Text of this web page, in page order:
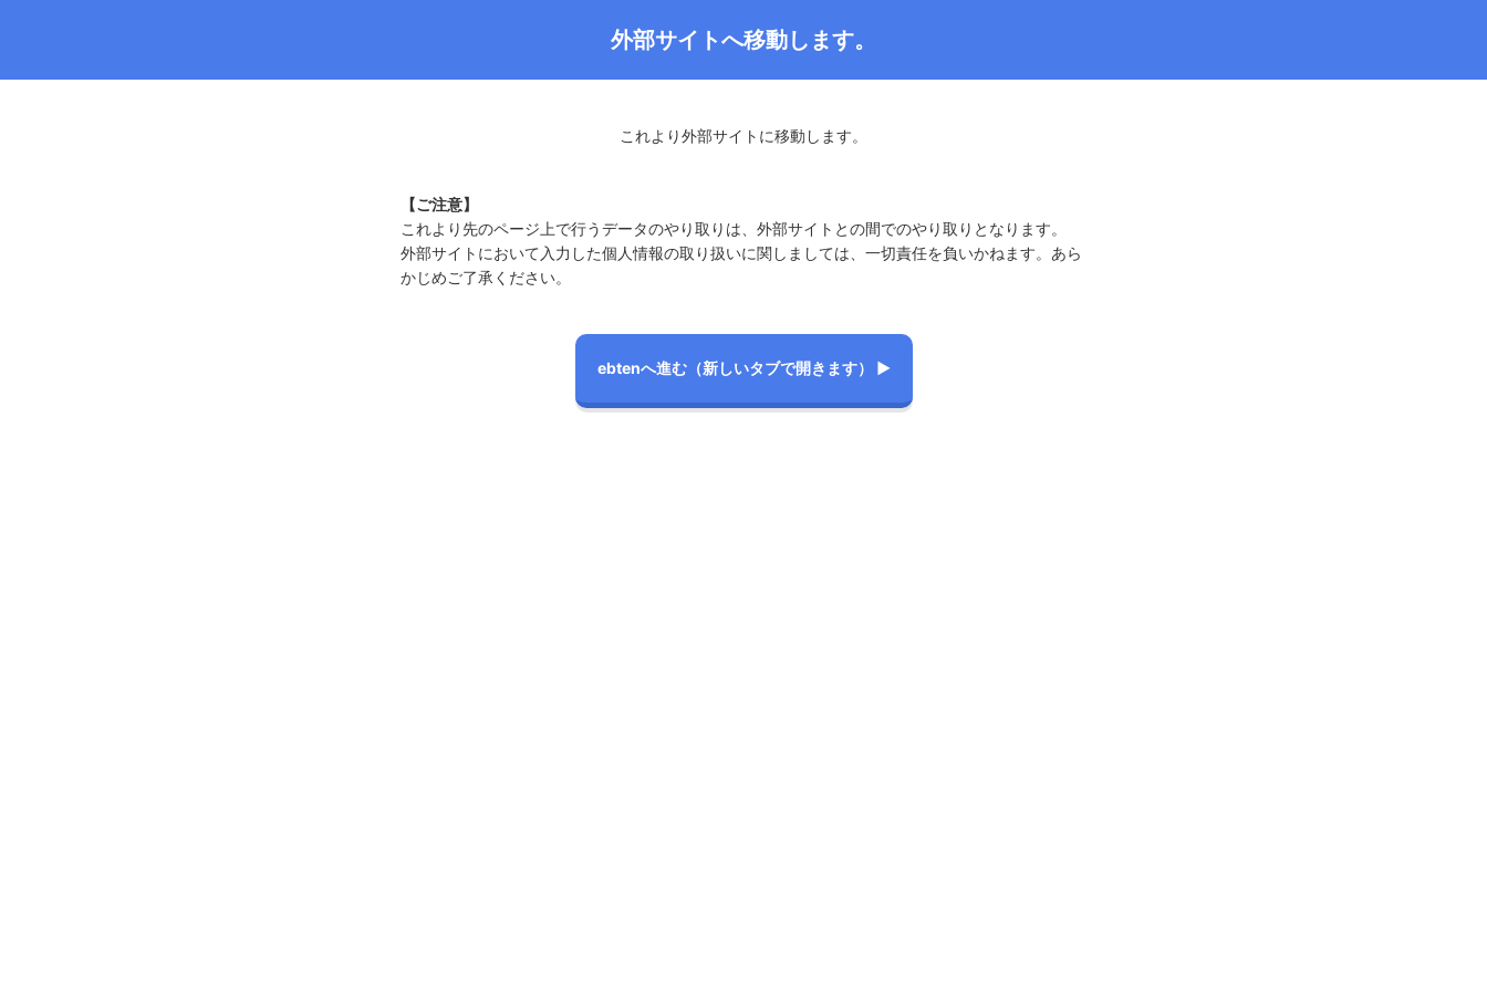
外部サイトへ移動します。
これより外部サイトに移動します。
【ご注意】
これより先のページ上で行うデータのやり取りは、外部サイトとの間でのやり取りとなります。
外部サイトにおいて入力した個人情報の取り扱いに関しましては、一切責任を負いかねます。あら
かじめご了承ください。
ebtenへ進む（新しいタブで開きます） ▶